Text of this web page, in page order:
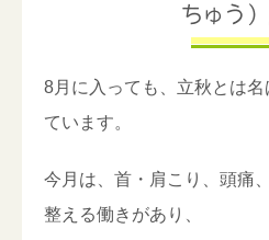
ちゅう）
8月に入っても、立秋とは
ています。
今月は、首・肩こり、頭痛
整える働きがあり、